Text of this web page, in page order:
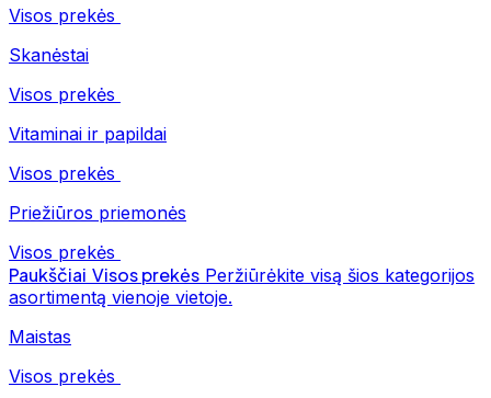
Visos prekės
Skanėstai
Visos prekės
Vitaminai ir papildai
Visos prekės
Priežiūros priemonės
Visos prekės
Paukščiai Visos prekės Peržiūrėkite visą šios kategorijos
asortimentą vienoje vietoje.
Maistas
Visos prekės